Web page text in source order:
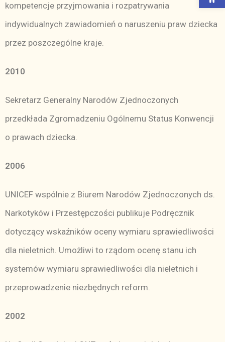
kompetencje przyjmowania i rozpatrywania
indywidualnych zawiadomień o naruszeniu praw dziecka
przez poszczególne kraje.
2010
Sekretarz Generalny Narodów Zjednoczonych
przedkłada Zgromadzeniu Ogólnemu Status Konwencji
o prawach dziecka.
2006
UNICEF wspólnie z Biurem Narodów Zjednoczonych ds.
Narkotyków i Przestępczości publikuje Podręcznik
dotyczący wskaźników oceny wymiaru sprawiedliwości
dla nieletnich. Umożliwi to rządom ocenę stanu ich
systemów wymiaru sprawiedliwości dla nieletnich i
przeprowadzenie niezbędnych reform.
2002